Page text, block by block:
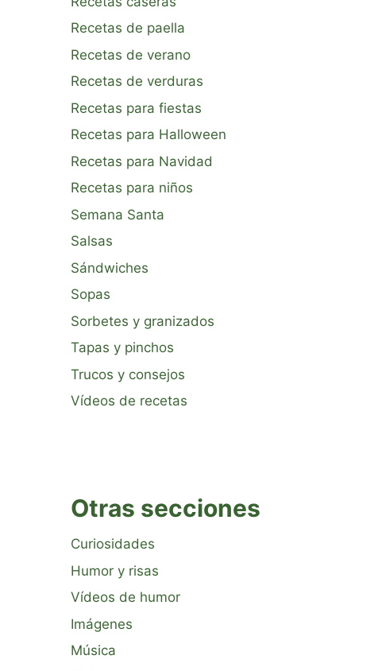
Recetas de paella
Recetas de verano
Recetas de verduras
Recetas para fiestas
Recetas para Halloween
Recetas para Navidad
Recetas para niños
Semana Santa
Salsas
Sándwiches
Sopas
Sorbetes y granizados
Tapas y pinchos
Trucos y consejos
Vídeos de recetas
Otras secciones
Curiosidades
Humor y risas
Vídeos de humor
Imágenes
Música